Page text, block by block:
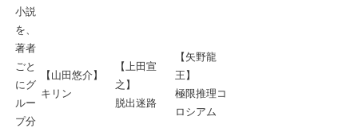
小説
を、
著者
ごと
にグ
ルー
プ分
【山田悠介】
キリン
【上田宣
之】
脱出迷路
【矢野龍
王】
極限推理コ
ロシアム